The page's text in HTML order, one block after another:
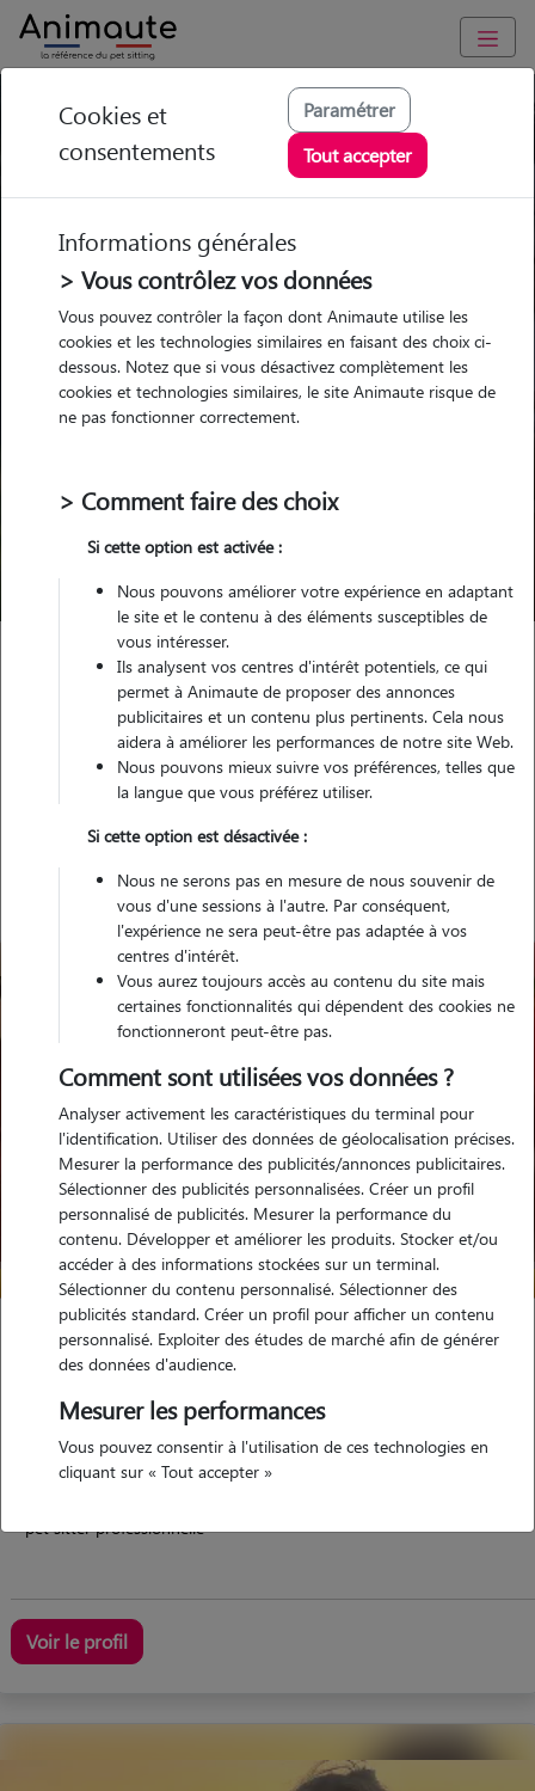
Trouvez votre gardien idéal !
Garde
chez le Pet Sitter
Garde
chez le Pet Sitter Visites
Visites
Pour quel animal ?
Trouver mon Pet Sitter
Garde animaux France Auvergne-Rhône-Alpes
Isère
Le Grand-Lemps
Nos gardiens à Le Grand-Lemps
Cindy
CHABONS 38690
maison possède des animaux
pet sitter professionnelle
Voir le profil
Cookies et
consentements
Paramétrer
Tout accepter
Informations générales
> Vous contrôlez vos données
Vous pouvez contrôler la façon dont Animaute utilise les
cookies et les technologies similaires en faisant des choix ci-
dessous. Notez que si vous désactivez complètement les
cookies et technologies similaires, le site Animaute risque de
ne pas fonctionner correctement.
> Comment faire des choix
Si cette option est activée :
Nous pouvons améliorer votre expérience en adaptant
le site et le contenu à des éléments susceptibles de
vous intéresser.
Ils analysent vos centres d'intérêt potentiels, ce qui
permet à Animaute de proposer des annonces
publicitaires et un contenu plus pertinents. Cela nous
aidera à améliorer les performances de notre site Web.
Nous pouvons mieux suivre vos préférences, telles que
la langue que vous préférez utiliser.
Si cette option est désactivée :
Nous ne serons pas en mesure de nous souvenir de
vous d'une sessions à l'autre. Par conséquent,
l'expérience ne sera peut-être pas adaptée à vos
centres d'intérêt.
Vous aurez toujours accès au contenu du site mais
certaines fonctionnalités qui dépendent des cookies ne
fonctionneront peut-être pas.
Comment sont utilisées vos données ?
Analyser activement les caractéristiques du terminal pour
l'identification. Utiliser des données de géolocalisation précises.
Mesurer la performance des publicités/annonces publicitaires.
Sélectionner des publicités personnalisées. Créer un profil
personnalisé de publicités. Mesurer la performance du
contenu. Développer et améliorer les produits. Stocker et/ou
accéder à des informations stockées sur un terminal.
Sélectionner du contenu personnalisé. Sélectionner des
publicités standard. Créer un profil pour afficher un contenu
personnalisé. Exploiter des études de marché afin de générer
des données d'audience.
Mesurer les performances
Vous pouvez consentir à l'utilisation de ces technologies en
cliquant sur « Tout accepter »